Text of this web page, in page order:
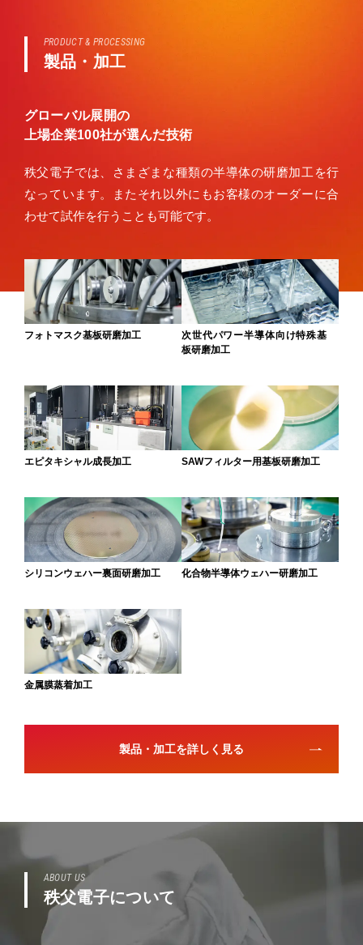
PRODUCT & PROCESSING
製品・加工
グローバル展開の
上場企業100社が選んだ技術
秩父電子では、さまざまな種類の半導体の研磨加工を行
なっています。またそれ以外にもお客様のオーダーに合
わせて試作を行うことも可能です。
フォトマスク基板研磨加工
次世代パワー半導体向け特殊基
板研磨加工
エピタキシャル成長加工 SAWフィルター用基板研磨加工
シリコンウェハー裏面研磨加工 化合物半導体ウェハー研磨加工
金属膜蒸着加工
製品・加工を詳しく見る
ABOUT US
秩父電子について